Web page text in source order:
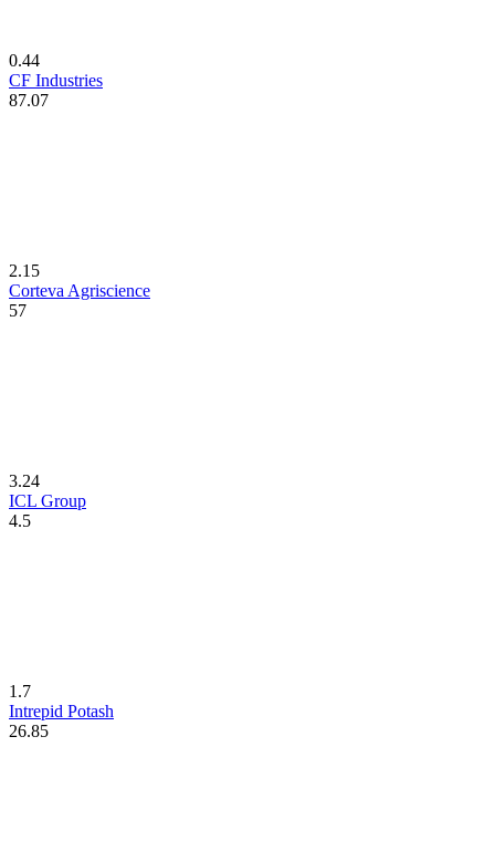
0.44
CF Industries
87.07
2.15
Corteva Agriscience
57
3.24
ICL Group
4.5
1.7
Intrepid Potash
26.85